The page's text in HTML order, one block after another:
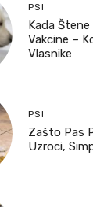
PSI
Kada
Vakcine –
Vlasnike
PSI
Zašto Pas
Uzroci,